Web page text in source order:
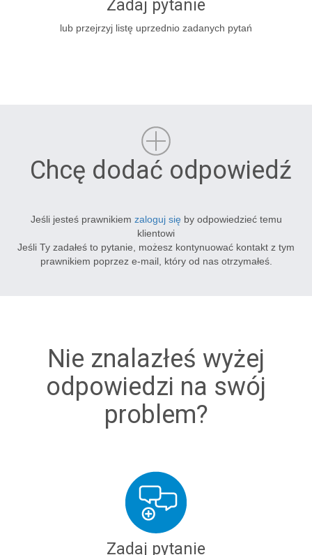
Zadaj pytanie
lub przejrzyj listę uprzednio zadanych pytań
Chcę dodać odpowiedź
Jeśli jesteś prawnikiem zaloguj się by odpowiedzieć temu
klientowi
Jeśli Ty zadałeś to pytanie, możesz kontynuować kontakt z tym
prawnikiem poprzez e-mail, który od nas otrzymałeś.
Nie znalazłeś wyżej
odpowiedzi na swój
problem?
Zadaj pytanie